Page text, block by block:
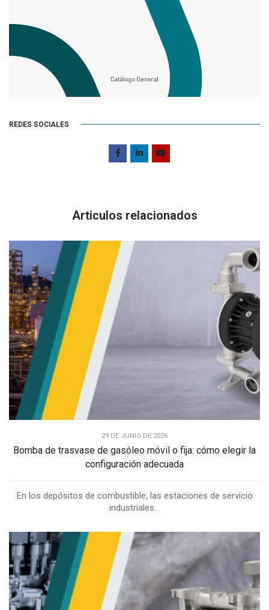
REDES SOCIALES
Articulos relacionados
29 DE JUNIO DE 2026
Bomba de trasvase de gasóleo móvil o fija: cómo elegir la
configuración adecuada
En los depósitos de combustible, las estaciones de servicio
industriales...